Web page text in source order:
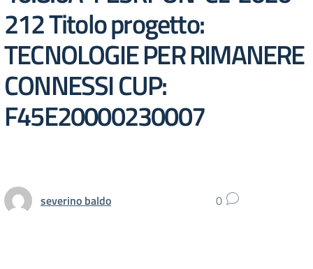
212 Titolo progetto:
TECNOLOGIE PER RIMANERE
CONNESSI CUP:
F45E20000230007
severino baldo 0